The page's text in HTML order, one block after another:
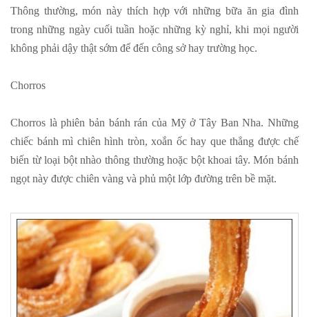
Thông thường, món này thích hợp với những bữa ăn gia đình
trong những ngày cuối tuần hoặc những kỳ nghỉ, khi mọi người
không phải dậy thật sớm để đến công sở hay trường học.
Chorros
Chorros là phiên bản bánh rán của Mỹ ở Tây Ban Nha. Những
chiếc bánh mì chiên hình tròn, xoắn ốc hay que thẳng được chế
biến từ loại bột nhào thông thường hoặc bột khoai tây. Món bánh
ngọt này được chiên vàng và phủ một lớp đường trên bề mặt.